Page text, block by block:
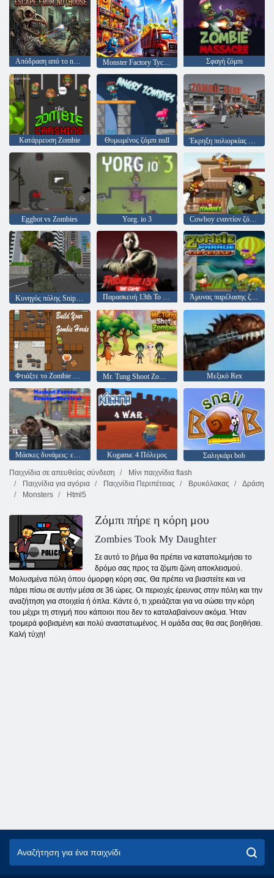
Απόδραση από το nuthouse Monster Factory Tycoon Σφαγή ζόμπι
Κατάρρευση Zombie Θυμωμένος ζόμπι null Έκρηξη πολιορκίας ζόμπι
Εggbot vs Zombies Yorg. io 3 Cowboy εναντίον ζόμπι
Παρασκευή 13th Το παιχνίδι Άμυνας παρέλασης ζόμπι
Φτιάξτε το Zombie Horde σας Mr. Tung Shoot Zombie Μεξικό Rex
Μάσκες δυνάμεις: επιβίωση ζόμπι Kogama: 4 Πόλεμος
Σαλιγκάρι bob
Παιχνίδια σε απευθείας σύνδεση
Μίνι παιχνίδια flash
Παιχνίδια για αγόρια
Παιχνίδια Περιπέτειας Βρυκόλακας
Δράση
Monsters
Html5
Ζόμπι πήρε η κόρη μου
Zombies Took My Daughter
Σε αυτό το βήμα θα πρέπει να καταπολεμήσει το
δρόμο σας προς τα ζόμπι ζώνη αποκλεισμού.
Μολυσμένα πόλη όπου όμορφη κόρη σας. Θα πρέπει να βιαστείτε και να
πάρει πίσω σε αυτήν μέσα σε 36 ώρες. Οι περιοχές έρευνας στην πόλη και την
αναζήτηση για στοιχεία ή όπλα. Κάντε ό, τι χρειάζεται για να σώσει την κόρη
του μέχρι τη στιγμή που κάποιοι που δεν το καταλαβαίνουν ακόμα. Ήταν
τρομερά φοβισμένη και πολύ αναστατωμένος. Η ομάδα σας θα σας βοηθήσει.
Καλή τύχη!